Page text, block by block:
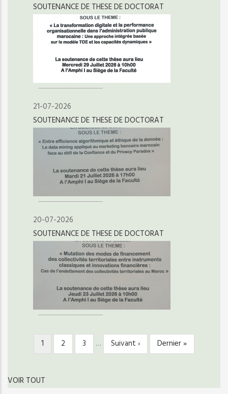
SOUTENANCE DE THESE DE DOCTORAT
21-07-2026
SOUTENANCE DE THESE DE DOCTORAT
20-07-2026
SOUTENANCE DE THESE DE DOCTORAT
PAGINATION
Page
courante
1 Page
2 Page
3 …
Page
suivante
Suivant ›
Dernière
page
Dernier »
VOIR TOUT